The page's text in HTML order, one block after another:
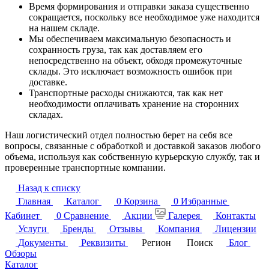
Время формирования и отправки заказа существенно
сокращается, поскольку все необходимое уже находится
на нашем складе.
Мы обеспечиваем максимальную безопасность и
сохранность груза, так как доставляем его
непосредственно на объект, обходя промежуточные
склады. Это исключает возможность ошибок при
доставке.
Транспортные расходы снижаются, так как нет
необходимости оплачивать хранение на сторонних
складах.
Наш логистический отдел полностью берет на себя все
вопросы, связанные с обработкой и доставкой заказов любого
объема, используя как собственную курьерскую службу, так и
проверенные транспортные компании.
Назад к списку
Главная
Каталог 0 Корзина 0 Избранные
Кабинет
0 Сравнение Акции Галерея
Контакты
Услуги
Бренды Отзывы Компания
Лицензии
Документы
Реквизиты Регион Поиск
Блог
Обзоры
Каталог